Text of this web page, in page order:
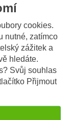
cookies.
nutné, zatímco
zážitek a
hledáte.
Svůj souhlas
Přijmout
a
GPS S900A se
také